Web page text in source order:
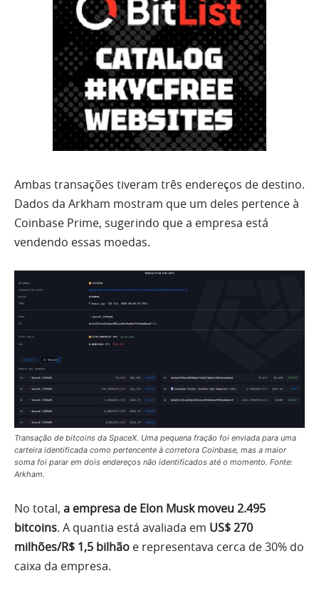
Ambas transações tiveram três endereços de destino.
Dados da Arkham mostram que um deles pertence à
Coinbase Prime, sugerindo que a empresa está
vendendo essas moedas.
Transação de bitcoins da SpaceX. Uma pequena fração foi enviada para uma
carteira identificada como pertencente à corretora Coinbase, mas a maior
soma foi parar em dois endereços não identificados até o momento. Fonte:
Arkham.
No total, a empresa de Elon Musk moveu 2.495
bitcoins. A quantia está avaliada em US$ 270
milhões/R$ 1,5 bilhão e representava cerca de 30% do
caixa da empresa.